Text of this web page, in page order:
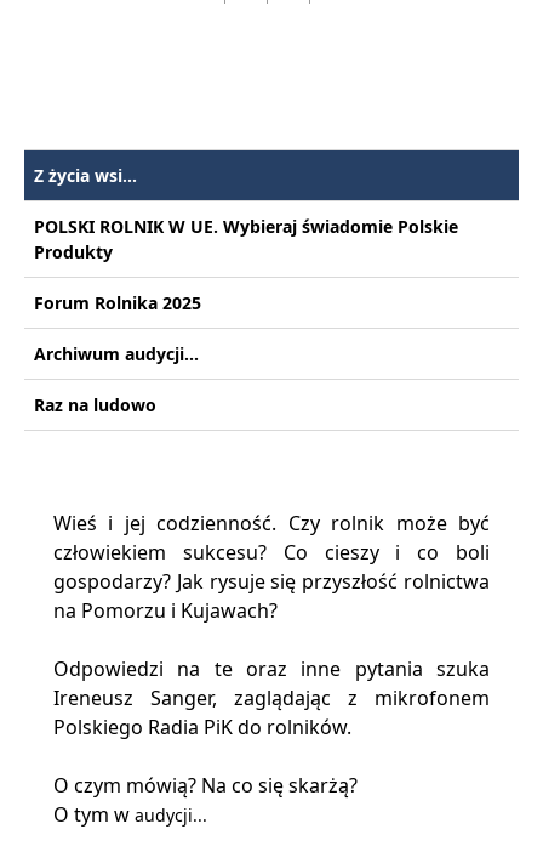
Z życia wsi...
POLSKI ROLNIK W UE. Wybieraj świadomie Polskie
Produkty
Forum Rolnika 2025
Archiwum audycji...
Raz na ludowo
Wieś i jej codzienność. Czy rolnik może być
człowiekiem sukcesu? Co cieszy i co boli
gospodarzy? Jak rysuje się przyszłość rolnictwa
na Pomorzu i Kujawach?
Odpowiedzi na te oraz inne pytania szuka
Ireneusz Sanger, zaglądając z mikrofonem
Polskiego Radia PiK do rolników.
O czym mówią? Na co się skarżą?
O tym w audycji...